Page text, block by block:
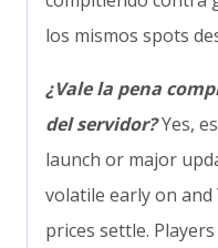
los mismos spots
¿Vale la pena
del servidor?Yes,
launch or major
volatile early on
prices settle.